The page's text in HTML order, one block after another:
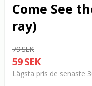
Come See
ray)
79 SEK
59 SEK
Lägsta pris de senaste